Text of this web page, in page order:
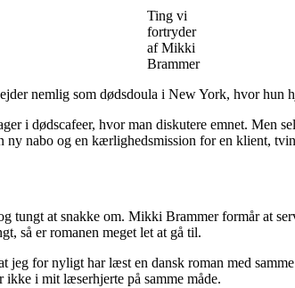
Ting vi
fortryder
af Mikki
Brammer
nemlig som dødsdoula i New York, hvor hun
i dødscafeer, hvor man diskutere emnet. Men
nabo og en kærlighedsmission for en klient,
tungt at snakke om. Mikki Brammer formår at
så er romanen meget let at gå til.
jeg for nyligt har læst en dansk roman med
i mit læserhjerte på samme måde.